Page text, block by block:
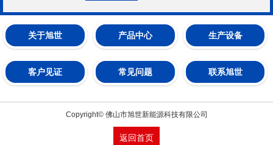
关于旭世 产品中心 生产设备
客户见证 常见问题 联系旭世
Copyright© 佛山市旭世新能源科技有限公司
返回首页